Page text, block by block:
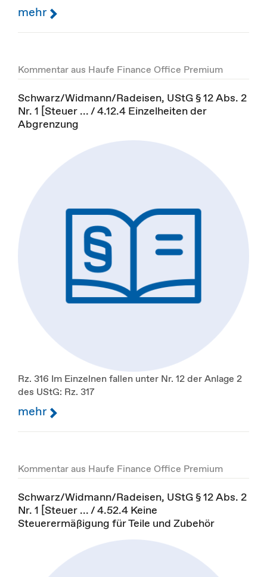
mehr
Kommentar aus Haufe Finance Office Premium
Schwarz/Widmann/Radeisen, UStG § 12 Abs. 2
Nr. 1 [Steuer ... / 4.12.4 Einzelheiten der
Abgrenzung
Rz. 316 Im Einzelnen fallen unter Nr. 12 der Anlage 2
des UStG: Rz. 317
mehr
Kommentar aus Haufe Finance Office Premium
Schwarz/Widmann/Radeisen, UStG § 12 Abs. 2
Nr. 1 [Steuer ... / 4.52.4 Keine
Steuerermäßigung für Teile und Zubehör